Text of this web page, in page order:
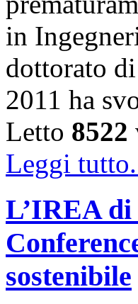
in
dottorato
2011 ha
Letto 8522
Leggi
L’IREA
sostenibile